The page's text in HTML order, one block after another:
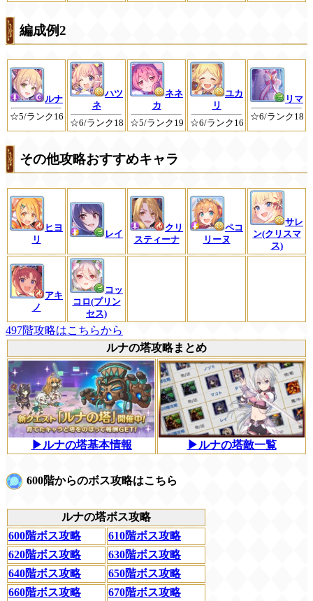
編成例2
ルナ
☆5/ランク16
ハツ
ネ
☆6/ランク18
ネネ
カ
☆5/ランク19
ユカ
リ
☆6/ランク16
リマ
☆6/ランク18
その他攻略おすすめキャラ
ヒヨ
リ
レイ
クリ
スティーナ
ペコ
リーヌ
サレ
ン(クリスマ
ス)
アキ
ノ
コッ
コロ(プリン
セス)
497階攻略はこちらから
ルナの塔攻略まとめ
▶ルナの塔基本情報 ▶ルナの塔敵一覧
600階からのボス攻略はこちら
ルナの塔ボス攻略
600階ボス攻略
610階ボス攻略
620階ボス攻略
630階ボス攻略
640階ボス攻略
650階ボス攻略
660階ボス攻略
670階ボス攻略